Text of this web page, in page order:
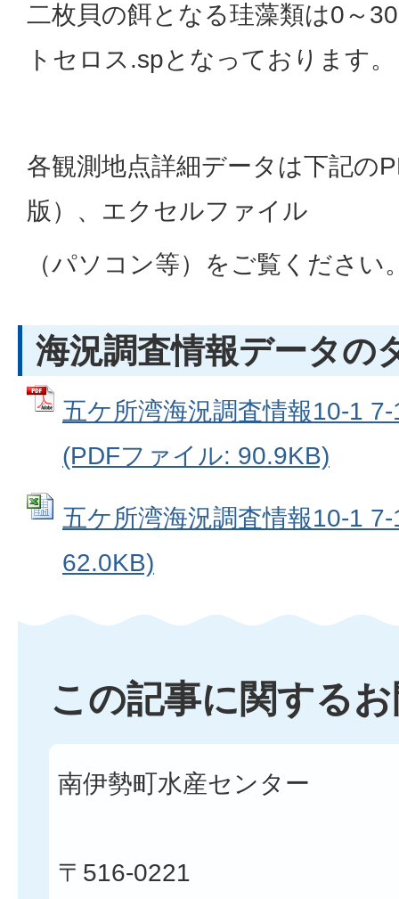
二枚貝の餌となる珪藻類は0～
トセロス.spとなっております。
各観測地点詳細データは下記の
版）、エクセルファイル
（パソコン等）をご覧ください
海況調査情報データの
五ケ所湾海況調査情報10-1
(PDFファイル: 90.9KB)
五ケ所湾海況調査情報10-1
62.0KB)
この記事に関する
南伊勢町水産センター
〒516-0221